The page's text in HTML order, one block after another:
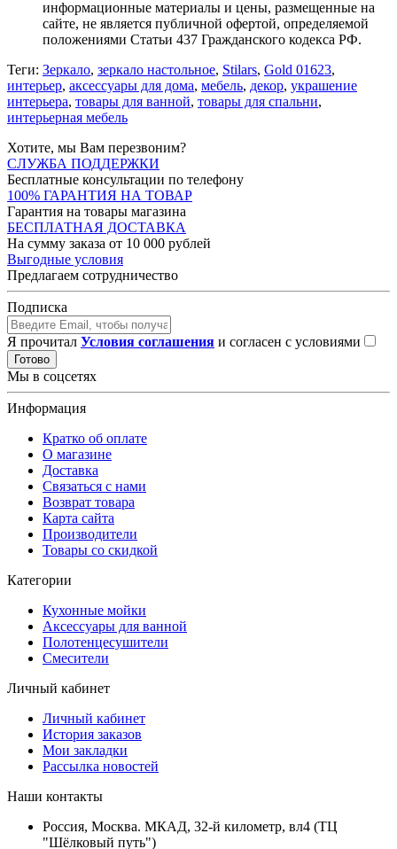
информационные материалы и цены, размещенные на
сайте, не является публичной офертой, определяемой
положениями Статьи 437 Гражданского кодекса РФ.
Теги: Зеркало, зеркало настольное, Stilars, Gold 01623,
интерьер, аксессуары для дома, мебель, декор, украшение
интерьера, товары для ванной, товары для спальни,
интерьерная мебель
Хотите, мы Вам перезвоним?
СЛУЖБА ПОДДЕРЖКИ
Бесплатные консультации по телефону
100% ГАРАНТИЯ НА ТОВАР
Гарантия на товары магазина
БЕСПЛАТНАЯ ДОСТАВКА
На сумму заказа от 10 000 рублей
Выгодные условия
Предлагаем сотрудничество
Подписка
Я прочитал Условия соглашения и согласен с условиями
Готово
Мы в соцсетях
Информация
Кратко об оплате
О магазине
Доставка
Связаться с нами
Возврат товара
Карта сайта
Производители
Товары со скидкой
Категории
Кухонные мойки
Аксессуары для ванной
Полотенцесушители
Смесители
Личный кабинет
Личный кабинет
История заказов
Мои закладки
Рассылка новостей
Наши контакты
Россия, Москва. МКАД, 32-й километр, вл4 (ТЦ
"Шёлковый путь")